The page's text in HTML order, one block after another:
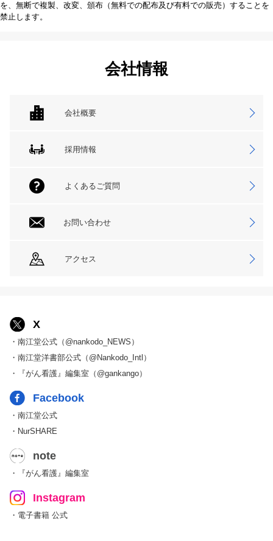
を、無断で複製、改変、頒布（無料での配布及び有料での販売）することを
禁止します。
会社情報
会社概要
採用情報
よくあるご質問
お問い合わせ
アクセス
X
・南江堂公式（@nankodo_NEWS）
・南江堂洋書部公式（@Nankodo_Intl）
・『がん看護』編集室（@gankango）
Facebook
・南江堂公式
・NurSHARE
note
・『がん看護』編集室
Instagram
・電子書籍 公式